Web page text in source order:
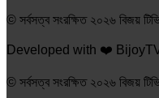
© সর্বসত্ব সংরক্ষিত ২০২৬ বিজয়
Developed with ❤️
© সর্বসত্ব সংরক্ষিত ২০২৬ বিজয়